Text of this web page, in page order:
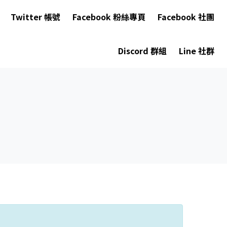
Twitter 帳號 Facebook 粉絲專頁 Facebook 社團
Discord 群組 Line 社群